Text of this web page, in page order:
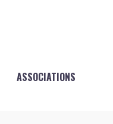
ASSOCIATIONS